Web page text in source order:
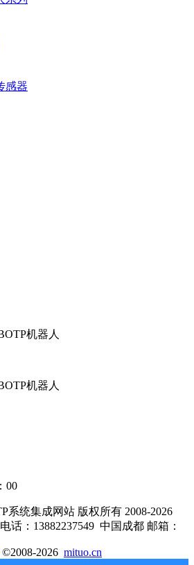
感器
00
系统集成网站 版权所有 2008-2026
话：13882237549 中国成都 邮箱：
©2008-2026 mituo.cn